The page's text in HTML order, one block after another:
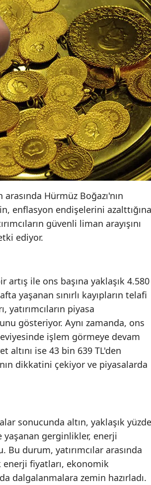
Bitlis
Bolu
Burdur
Bursa
Çanakkale
Çankırı
Çorum
Denizli
Diyarbakır
Edirne
Elazığ
Erzincan
Gaziantep
Giresun
Gümüşhane
Hakkari
İstanbul
İzmir
Kars
Hürmüz Boğazı'nın
enflasyon endişelerini azalttığına
güvenli liman arayışını
ediyor.
artış ile ons başına yaklaşık 4.580
yaşanan sınırlı kayıpların telafi
yatırımcıların piyasa
gösteriyor. Aynı zamanda, ons
işlem görmeye devam
altını ise 43 bin 639 TL'den
dikkatini çekiyor ve piyasalarda
sonucunda altın, yaklaşık yüzde
gerginlikler, enerji
durum, yatırımcılar arasında
enerji fiyatları, ekonomik
dalgalanmalara zemin hazırladı.